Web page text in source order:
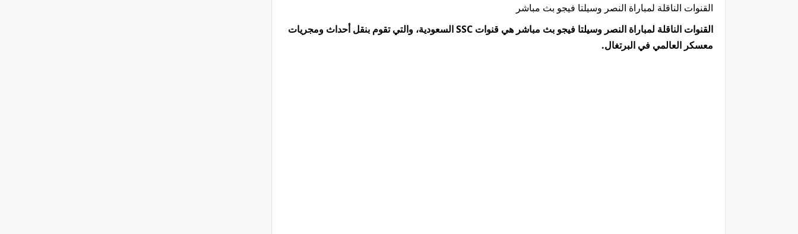
القنوات الناقلة لمباراة النصر وسيلتا فيجو بث مباشر
القنوات الناقلة لمباراة النصر وسيلتا فيجو بث مباشر هي قنوات SSC السعودية، والتي تقوم بنقل أحداث ومجريات
معسكر العالمي في البرتغال.